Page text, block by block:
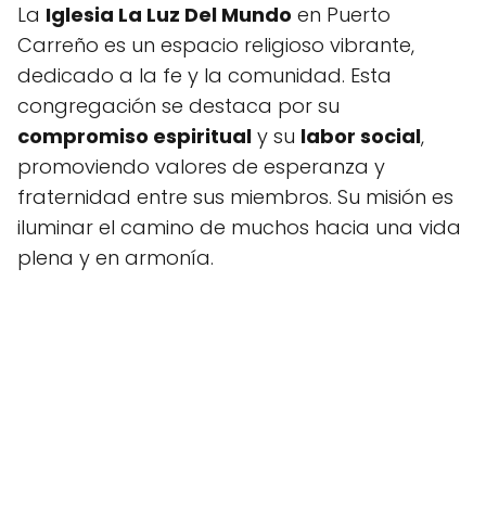
La Iglesia La Luz Del Mundo en Puerto
Carreño es un espacio religioso vibrante,
dedicado a la fe y la comunidad. Esta
congregación se destaca por su
compromiso espiritual y su labor social,
promoviendo valores de esperanza y
fraternidad entre sus miembros. Su misión es
iluminar el camino de muchos hacia una vida
plena y en armonía.